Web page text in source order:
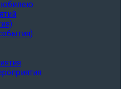
юбилею